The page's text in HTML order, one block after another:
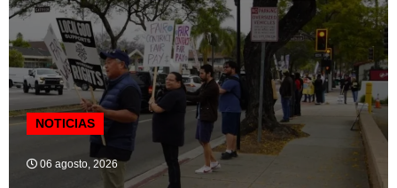
NOTICIAS
06 agosto, 2026